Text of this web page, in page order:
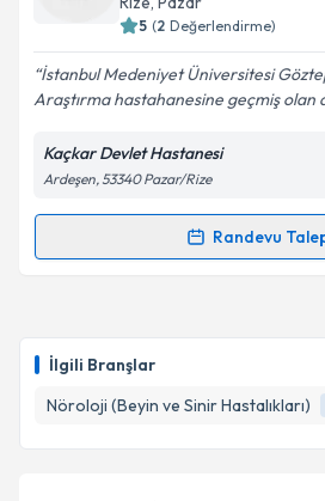
İlgili Branşlar
Nöroloji (Beyin ve Sinir Hastalıkları)
Kişisel verilerimin
Metni'ni okudum ve kişisel
kapsamda işlenmesini
5 (2 Değerlendirme)
İstanbul Medeniyet Üniversitesi
Araştırma hastahanesine geçmiş olan
Kaçkar Devlet Hastanesi
Ardeşen, 53340 Pazar/Rize
Randevu
Randevu Takvimi Talebi
hazırlandığında e-posta ile